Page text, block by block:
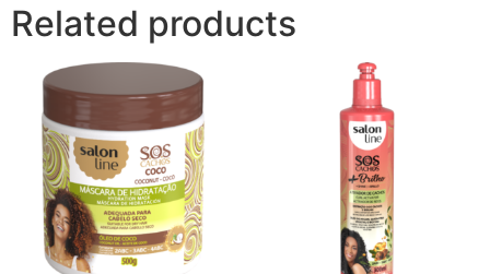
Related products